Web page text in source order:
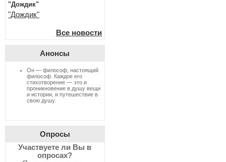
"Дождик"
"Дождик"
Все новости
Анонсы
Он — философ, настоящий
философ. Каждое его
стихотворение — это и
проникновение в душу вещи
и истории, и путешествие в
свою душу.
Опросы
Участвуете ли Вы в
опросах?